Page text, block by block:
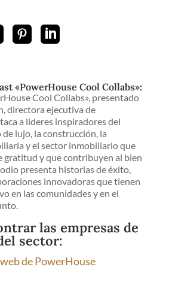
 
«PowerHouse Cool Collabs»:
Cool Collabs», presentado
directora ejecutiva de
a líderes inspiradores del
lujo, la construcción, la
y el sector inmobiliario que
gratitud y que contribuyen al bien
presenta historias de éxito,
innovadoras que tienen
en las comunidades y en el
las empresas de
sector:
de PowerHouse